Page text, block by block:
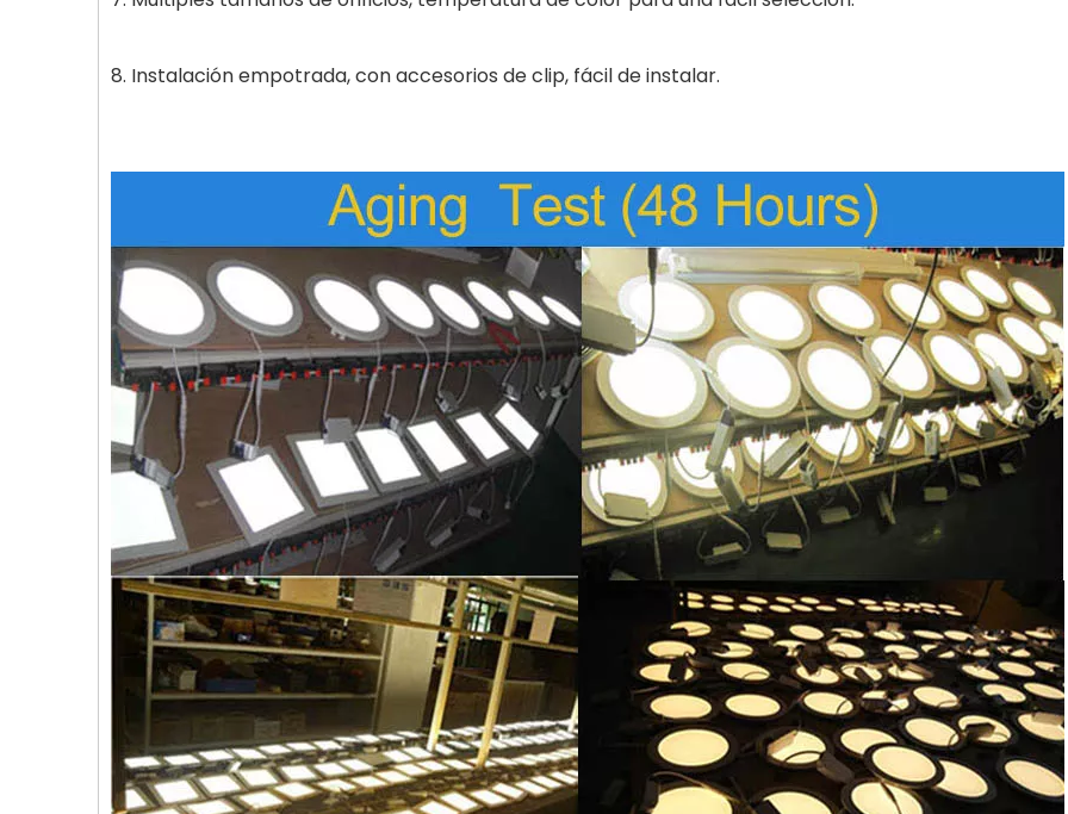
8. Instalación empotrada, con accesorios de clip, fácil de instalar.